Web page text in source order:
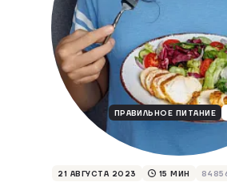
ПРАВИЛЬНОЕ ПИТАНИЕ
21 АВГУСТА 2023 15 МИН